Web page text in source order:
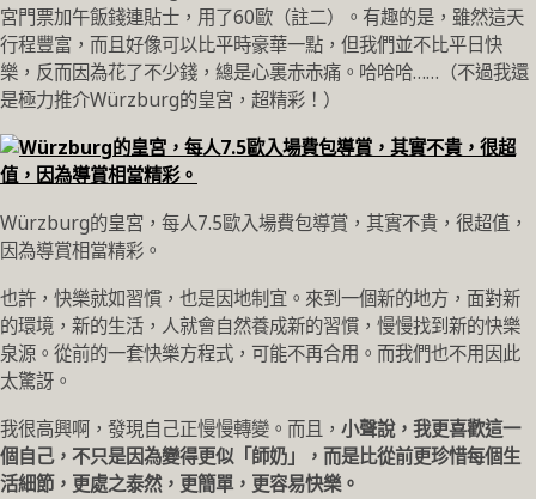
宮門票加午飯錢連貼士，用了60歐（註二）。有趣的是，雖然這天
行程豐富，而且好像可以比平時豪華一點，但我們並不比平日快
樂，反而因為花了不少錢，總是心裏赤赤痛。哈哈哈……（不過我還
是極力推介Würzburg的皇宮，超精彩！）
Würzburg的皇宮，每人7.5歐入場費包導賞，其實不貴，很超值，
因為導賞相當精彩。
也許，快樂就如習慣，也是因地制宜。來到一個新的地方，面對新
的環境，新的生活，人就會自然養成新的習慣，慢慢找到新的快樂
泉源。從前的一套快樂方程式，可能不再合用。而我們也不用因此
太驚訝。
我很高興啊，發現自己正慢慢轉變。而且， 小聲說，我更喜歡這一
個自己，不只是因為變得更似「師奶」，而是比從前更珍惜每個生
活細節，更處之泰然，更簡單，更容易快樂。